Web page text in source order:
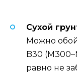
Сухой
Можно
B30
равно не